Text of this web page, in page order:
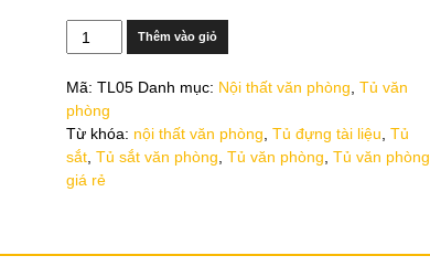
Số
lượng
Thêm vào giỏ
Mã: TL05 Danh mục: Nội thất văn phòng Tủ văn
phòng
Từ khóa: nội thất văn phòng Tủ đựng tài liệu Tủ
sắt, Tủ sắt văn phòng Tủ văn phòng Tủ văn phòng
giá rẻ